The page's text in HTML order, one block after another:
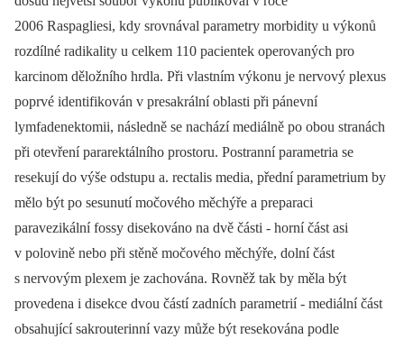
2006 Raspagliesi, kdy srovnával parametry morbidity u výkonů
rozdílné radikality u celkem 110 pacientek operovaných pro
karcinom děložního hrdla. Při vlastním výkonu je nervový plexus
poprvé identifikován v presakrální oblasti při pánevní
lymfadenektomii, následně se nachází mediálně po obou stranách
při otevření pararektálního prostoru. Postranní parametria se
resekují do výše odstupu a. rectalis media, přední parametrium by
mělo být po sesunutí močového měchýře a preparaci
paravezikální fossy disekováno na dvě části -⁠ horní část asi
v polovině nebo při stěně močového měchýře, dolní část
s nervovým plexem je zachována. Rovněž tak by měla být
provedena i disekce dvou částí zadních parametrií -⁠ mediální část
obsahující sakrouterinní vazy může být resekována podle